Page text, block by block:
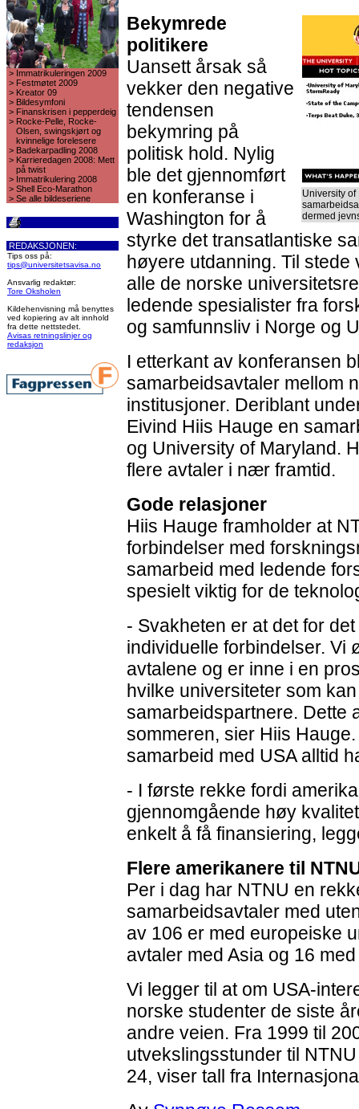
> Immatrikuleringen 2009
> Festmøtet 2009
> Kreator 09
> Bildesymfoni
> Finanskrisen i pepperdeig
> Rocke-Pelle, Rocke-
Olsen, swingskjørt og
kvinnelige forelesere
> Badekarpadling 2008
> Karrieredagen 2008: Mett
på twist
> Immatrikulering 2008
> Shell Eco-Marathon
> Se alle bildeseriene
REDAKSJONEN:
Tips oss på:
tips@universitetsavisa.no
Ansvarlig redaktør:
Tore Oksholen
Kildehenvisning må benyttes
ved kopiering av alt innhold
fra dette nettstedet.
Avisas retningslinjer og
redaksjon
University
dermed
Bekymrede
politikere
Uansett årsak så
vekker den negative
tendensen
bekymring på
politisk hold. Nylig
ble det gjennomført
en konferanse i
Washington for å
styrke det transatlantiske
høyere utdanning. Til
alle de norske
ledende spesialister fra
og samfunnsliv i Norge og
I etterkant av konferansen
samarbeidsavtaler mellom
institusjoner. Deriblant
Eivind Hiis Hauge en
og University of Maryland.
flere avtaler i nær framtid.
Gode relasjoner
Hiis Hauge framholder at
forbindelser med
samarbeid med ledende
spesielt viktig for de
- Svakheten er at det for
individuelle forbindelser. Vi
avtalene og er inne i en
hvilke universiteter som
samarbeidspartnere. Dette
sommeren, sier Hiis
samarbeid med USA alltid
- I første rekke fordi
gjennomgående høy
enkelt å få finansiering,
Flere amerikanere til
Per i dag har NTNU en
samarbeidsavtaler med
av 106 er med europeiske
avtaler med Asia og 16
Vi legger til at om USA-
norske studenter de siste
andre veien. Fra 1999 til
utvekslingsstunder til
24, viser tall fra